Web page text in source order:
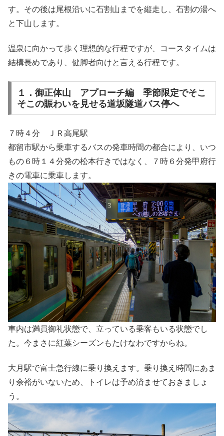
す。その後は尾根沿いに石割山までを縦走し、石割の湯へ
と下山します。
温泉に向かって歩く理想的な行程ですが、コースタイムは
結構長めであり、健脚者向けと言える行程です。
１．御正体山 アプローチ編 季節限定でそこ
そこの賑わいを見せる道坂隧道バス停へ
７時４分 ＪＲ高尾駅
都留市駅から乗車するバスの発車時間の都合により、いつ
もの６時１４分発の松本行きではなく、７時６分発甲府行
きの電車に乗車します。
車内は満員御礼状態で、立っている乗客もいる状態でし
た。今まさに紅葉シーズンもたけなわですからね。
大月駅で富士急行線に乗り換えます。乗り換え時間にあま
り余裕がいないため、トイレは予め済ませておきましょ
う。